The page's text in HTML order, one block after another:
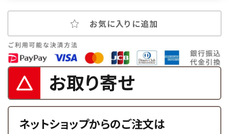
お気に入りに追加
お取り寄せ
ネットショップからのご注文は